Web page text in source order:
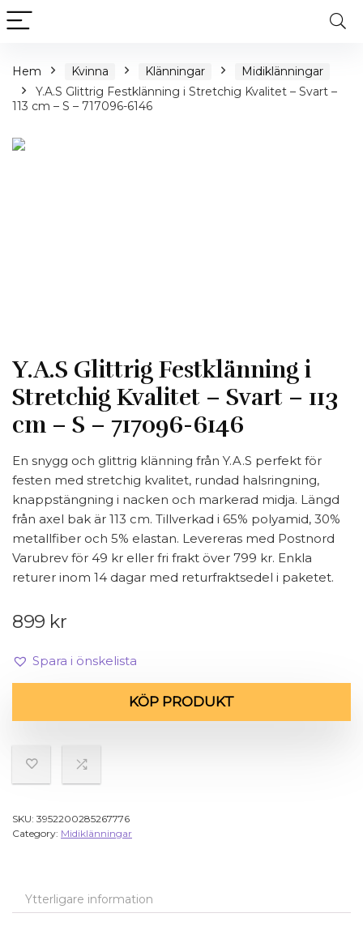
Hem Kvinna Klänningar
Midiklänningar
Y.A.S Glittrig Festklänning i Stretchig Kvalitet – Svart –
113 cm – S – 717096-6146
Y.A.S Glittrig Festklänning i
Stretchig Kvalitet – Svart – 113
cm – S – 717096-6146
En snygg och glittrig klänning från Y.A.S perfekt för
festen med stretchig kvalitet, rundad halsringning,
knappstängning i nacken och markerad midja. Längd
från axel bak är 113 cm. Tillverkad i 65% polyamid, 30%
metallfiber och 5% elastan. Levereras med Postnord
Varubrev för 49 kr eller fri frakt över 799 kr. Enkla
returer inom 14 dagar med returfraktsedel i paketet.
899 kr
Spara i önskelista
KÖP PRODUKT
SKU: 3952200285267776
Category: Midiklänningar
Ytterligare information